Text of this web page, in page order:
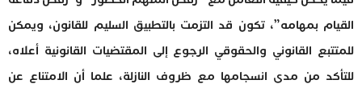
القيام بمهامه”، تكون قد التزمت بالتطبيق السليم للقانون، ويمكن
للمتتبع القانوني والحقوقي الرجوع إلى المقتضيات القانونية أعلاه،
للتأكد من مدى انسجامها مع ظروف النازلة، علما أن الامتناع عن